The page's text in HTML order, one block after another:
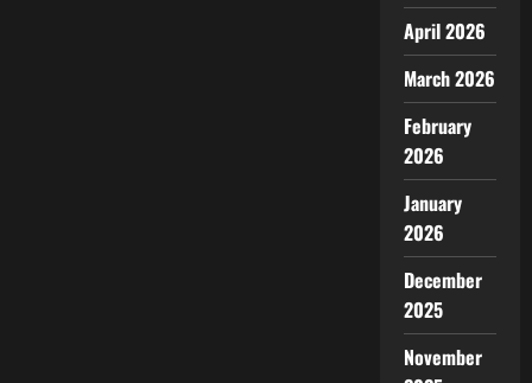
April 2026
March 2026
February
2026
January
2026
December
2025
November